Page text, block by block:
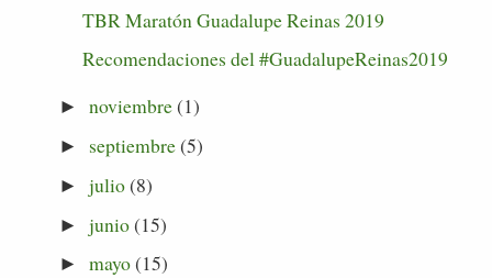
TBR Maratón Guadalupe Reinas 2019
Recomendaciones del #GuadalupeReinas2019
► noviembre(1)
► septiembre(5)
► julio(8)
► junio(15)
► mayo(15)